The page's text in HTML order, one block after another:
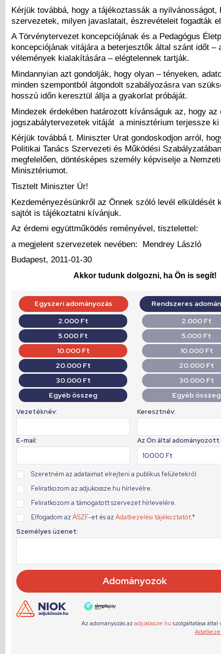
Kérjük továbbá, hogy a tájékoztassák a nyilvánosságot,
szervezetek, milyen javaslatait, észrevételeit fogadták
A Törvénytervezet koncepciójának és a Pedagógus
koncepciójának vitájára a beterjesztők által szánt időt –
vélemények kialakítására – elégtelennek tartják.
Mindannyian azt gondolják, hogy olyan – tényeken,
minden szempontból átgondolt szabályozásra van
hosszú időn keresztül állja a gyakorlat próbáját.
Mindezek érdekében határozott kívánságuk az, hogy az
jogszabálytervezetek vitáját a minisztérium terjessze
Kérjük továbbá t. Miniszter Urat gondoskodjon arról,
Politikai Tanács Szervezeti és Működési
megfelelően, döntésképes személy képviselje a
Minisztériumot.
Tisztelt Miniszter Úr!
Kezdeményezésünkről az Önnek szóló levél elküldését
sajtót is tájékoztatni kívánjuk.
Az érdemi együttműködés reményével, tisztelettel:
a megjelent szervezetek nevében: Mendrey László
Budapest, 2011-01-30
Akkor tudunk dolgozni, ha Ön is segít!